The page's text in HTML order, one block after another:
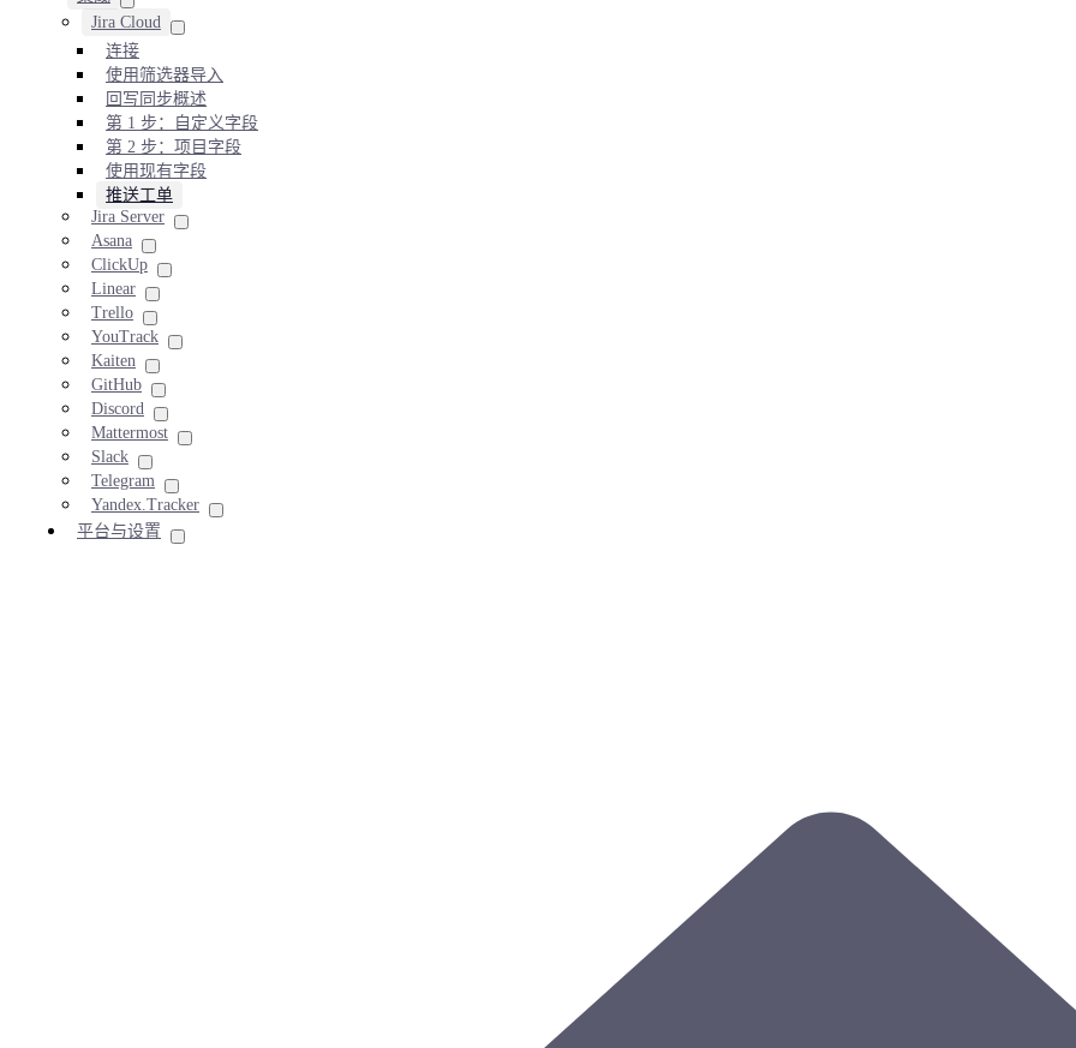
Jira Cloud
连接
使用筛选器导入
回写同步概述
第 1 步：自定义字段
第 2 步：项目字段
使用现有字段
推送工单
Jira Server
Asana
ClickUp
Linear
Trello
YouTrack
Kaiten
GitHub
Discord
Mattermost
Slack
Telegram
Yandex.Tracker
平台与设置